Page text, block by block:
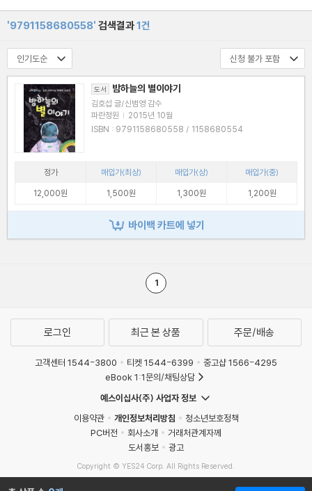
'9791158680558' 검색결과1건
도서 밤하늘의 별이야기
김호섭 글/신범영 감수
파란정원 | 2015년 10월
ISBN : 9791158680558 / 1158680554
정가 매입가(최상) 매입가(상)
매입가(중)
12,000원
1,500원 1,300원 1,200원
바이백 카트에 넣기
1
로그인 최근 본 상품 주문/배송
고객센터 1544-3800 티켓 1544-6399
중고샵 1566-4295
eBook 1:1문의/채팅상담
예스이십사(주) 사업자 정보
이용약관
개인정보처리방침
청소년보호정책
PC버전
회사소개
거래처관계자께
도서홍보
광고
Copyright © YES24 Corp. All Rights Reserved.
MATOM1